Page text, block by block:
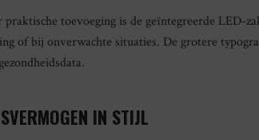
praktische toevoeging is de geïntegreerde LED-
of bij onverwachte situaties. De grotere
IN STIJL